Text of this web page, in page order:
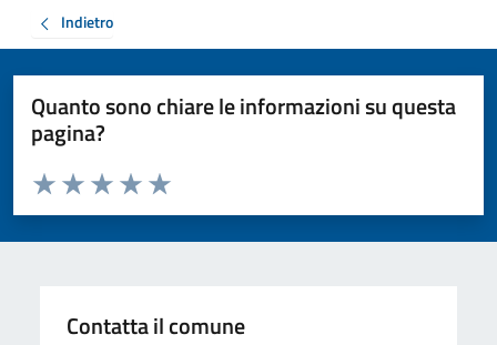
Indietro
Quanto sono chiare le informazioni su questa
pagina?
Valuta da 1 a 5 stelle la pagina
Valuta 5 stelle su 5
Valuta 4 stelle su 5
Valuta 3 stelle su 5
Valuta 2 stelle su 5
Valuta 1 stelle su 5
Contatta il comune